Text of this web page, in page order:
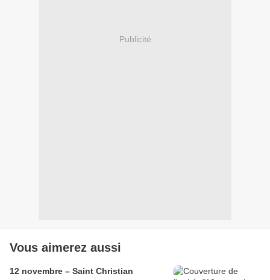
Publicité
Vous aimerez aussi
12 novembre – Saint Christian